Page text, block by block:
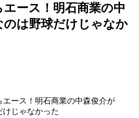
ース！明石商業の中
のは野球だけじゃなか